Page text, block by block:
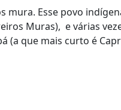
Esse povo
Muras), e várias
que mais curto é